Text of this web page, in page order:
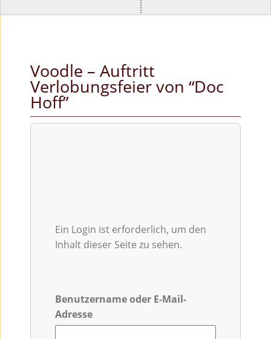
Voodle – Auftritt
Verlobungsfeier von “Doc
Hoff”
Ein Login ist erforderlich, um den
Inhalt dieser Seite zu sehen.
Benutzername oder E-Mail-
Adresse